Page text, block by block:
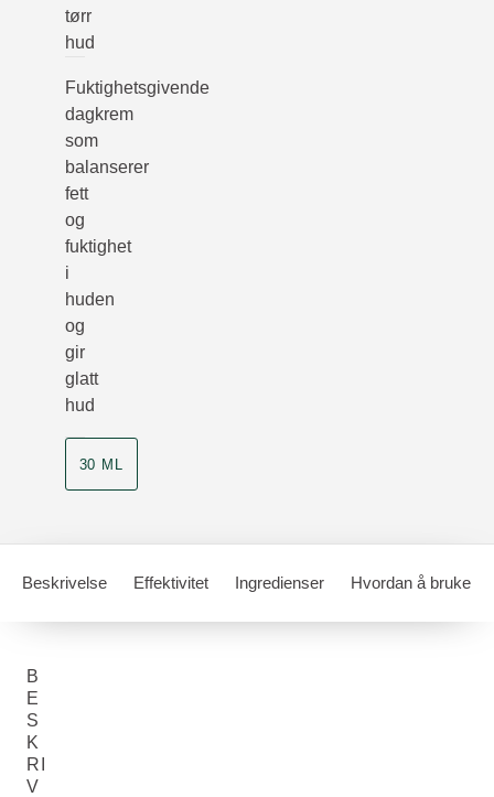
tørr
hud
Fuktighetsgivende
dagkrem
som
balanserer
fett
og
fuktighet
i
huden
og
gir
glatt
hud
30 ML
Beskrivelse Effektivitet Ingredienser Hvordan å bruke
B
E
S
K
RI
V